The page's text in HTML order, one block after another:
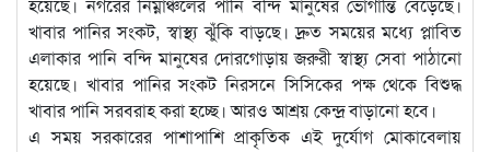
খাবার পানির সংকট, স্বাস্থ্য ঝুঁকি বাড়ছে। দ্রুত সময়ের মধ্যে প্লাবিত
এলাকার পানি বন্দি মানুষের দোরগোড়ায় জরুরী স্বাস্থ্য সেবা পাঠানো
হয়েছে। খাবার পানির সংকট নিরসনে সিসিকের পক্ষ থেকে বিশুদ্ধ
খাবার পানি সরবরাহ করা হচ্ছে। আরও আশ্রয় কেন্দ্র বাড়ানো হবে।
এ সময় সরকারের পাশাপাশি প্রাকৃতিক এই দুর্যোগ মোকাবেলায়